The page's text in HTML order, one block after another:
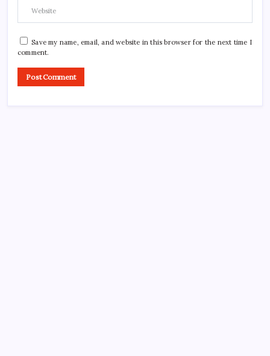
Save my name, email, and website in this browser for the next time I
comment.